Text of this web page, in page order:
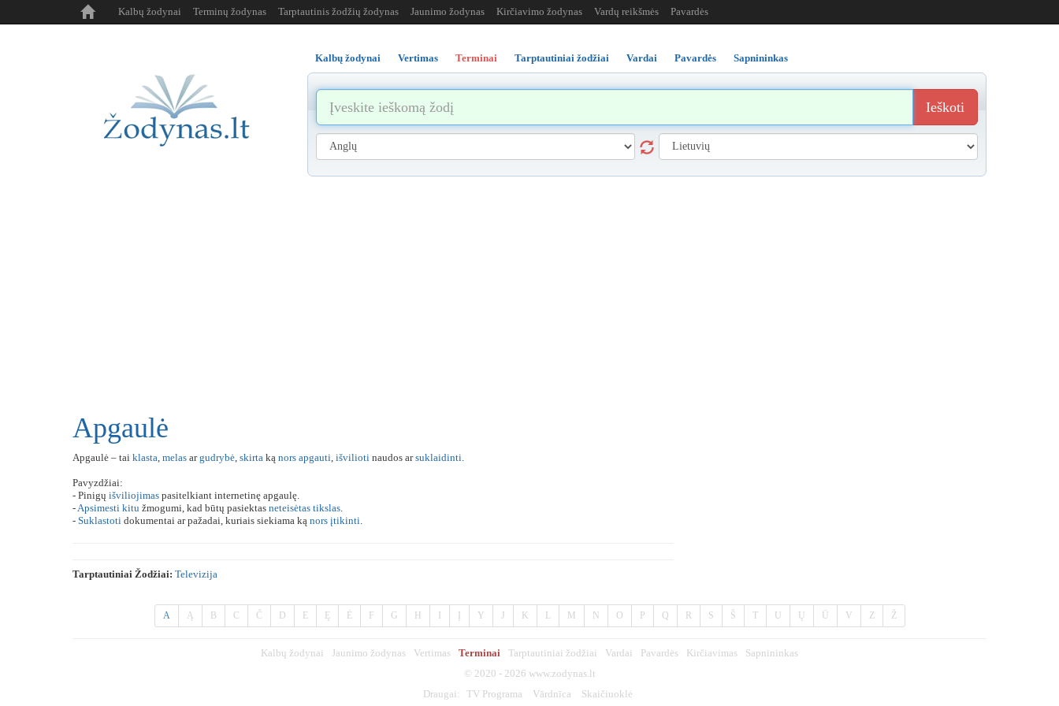
Kalbų žodynai Terminų žodynas Tarptautinis žodžių žodynas Jaunimo žodynas Kirčiavimo žodynas Vardų reikšmės Pavardės
Kalbų žodynai Vertimas Terminai Tarptautiniai žodžiai Vardai Pavardės Sapnininkas
Ieškoti
Apgaulė
Apgaulė – tai klasta, melas argudrybė, skirta ką nors apgauti, išvilioti naudos arsuklaidinti.
Pavyzdžiai:
- Pinigų išviliojimas pasitelkiant internetinę apgaulę.
-Apsimesti kitu žmogumi, kad būtų pasiektas neteisėtas tikslas.
- Suklastoti dokumentai ar pažadai, kuriais siekiama ką nors įtikinti.
Tarptautiniai Žodžiai: Televizija
A Ą B C Č D E Ę Ė F G H Y J K L M N O P Q R S Š T U Ų Ū V Z Ž
Kalbų žodynai Jaunimo žodynas Vertimas Terminai Tarptautiniai žodžiai Vardai Pavardės Kirčiavimas
Sapnininkas
© 2020 - 2026 www.zodynas.lt
Draugai:
TV Programa Vārdnīca Skaičiuoklė